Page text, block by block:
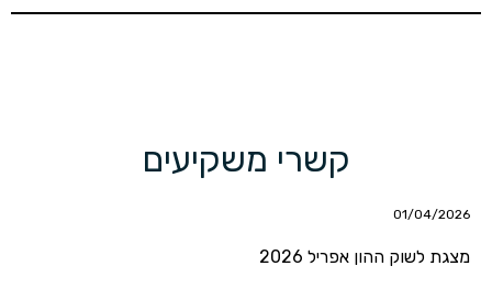
קשרי משקיעים
01/04/2026
מצגת לשוק ההון אפריל 2026